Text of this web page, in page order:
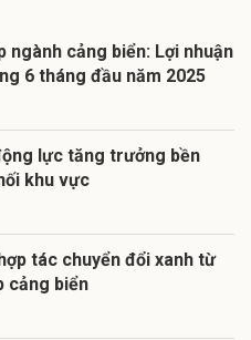
ngành cảng biển: Lợi nhuận
6 tháng đầu năm 2025
lực tăng trưởng bền
khu vực
tác chuyển đổi xanh từ
cảng biển